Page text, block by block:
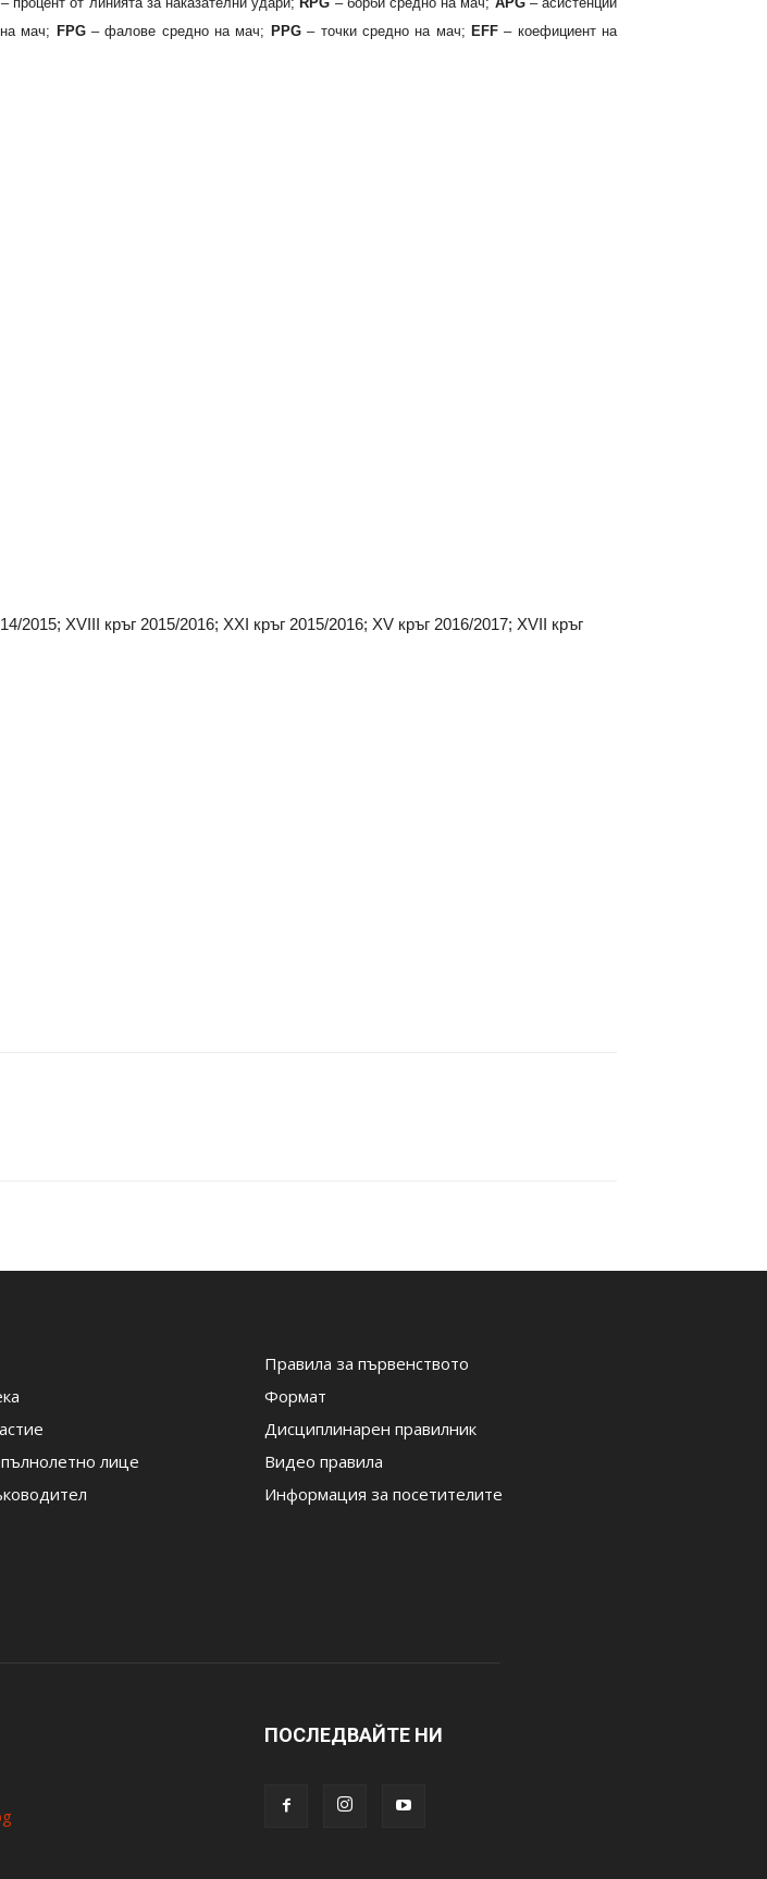
мач; FPG– фалове средно на мач; PPG– точки средно на мач; EFF– коефициент на
2015; XVIII кръг 2015/2016; XXI кръг 2015/2016; XV кръг 2016/2017; XVII кръг
лице
Правила за първенството
Формат
Дисциплинарен правилник
Видео правила
Информация за посетителите
ПОСЛЕДВАЙТЕ НИ